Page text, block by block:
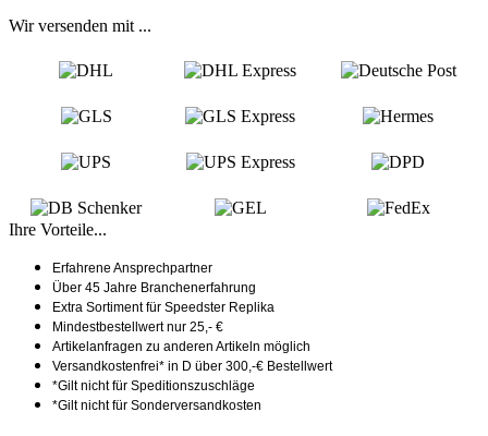
Wir versenden mit ...
Ihre Vorteile...
Erfahrene Ansprechpartner
Über 45 Jahre Branchenerfahrung
Extra Sortiment für Speedster Replika
Mindestbestellwert nur 25,- €
Artikelanfragen zu anderen Artikeln möglich
Versandkostenfrei* in D über 300,-€ Bestellwert
*Gilt nicht für Speditionszuschläge
*Gilt nicht für Sonderversandkosten